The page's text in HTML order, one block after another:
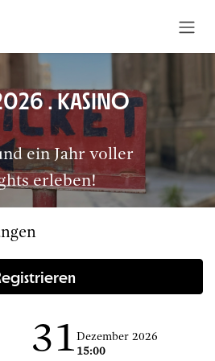
. KASINO
ein Jahr voller
erleben!
31 Dezember 2026
15:00